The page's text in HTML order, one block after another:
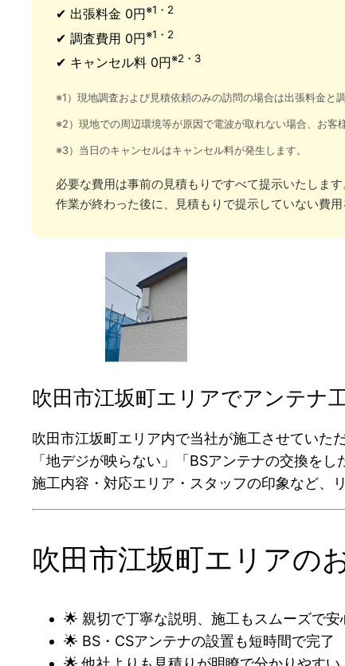
✔ 出張料金 0円※1・2
✔ 調査費用 0円※1・2
✔ キャンセル料 0円※2・3
※1）現地調査および見積依頼のみの訪問の場合は出張料金と
※2）現地での周辺環境等が原因で電波が取れない場合、お客
※3）当日のキャンセルはキャンセル料が発生します。
必要な費用は事前の見積もりですべて提示いたします
作業が終わった後に、見積もりで提示していない費
吹田市江坂町エリアでアンテナ
吹田市江坂町エリア内で当社が施工させていた
「地デジが映らない」「BSアンテナの交換を
施工内容・対応エリア・スタッフの印象など、
吹田市江坂町エリアの
🌟 親切で丁寧な説明、施工もスムーズで安
🌟 BS・CSアンテナの設置も短時間で完了